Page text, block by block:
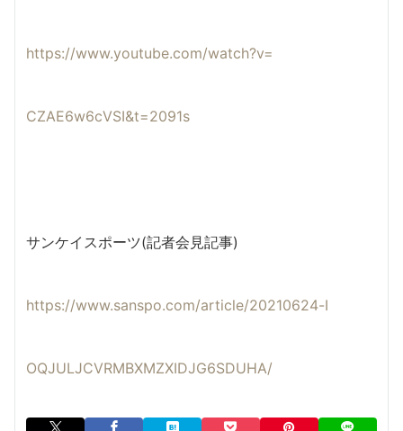
https://www.youtube.com/watch?v=
CZAE6w6cVSI&t=2091s
サンケイスポーツ(記者会見記事)
https://www.sanspo.com/article/20210624-I
OQJULJCVRMBXMZXIDJG6SDUHA/